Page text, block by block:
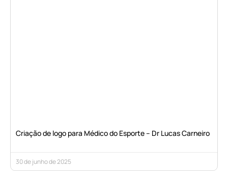
Criação de logo para Médico do Esporte – Dr Lucas Carneiro
30 de junho de 2025